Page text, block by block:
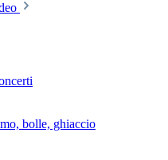
bolle, ghiaccio